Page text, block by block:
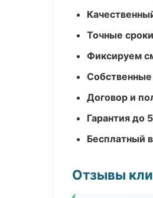
Точные
Фиксируем
Договор и
Гарантия до
Бесплатный
Отзывы